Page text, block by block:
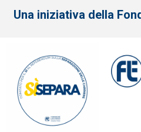
Una iniziativa della